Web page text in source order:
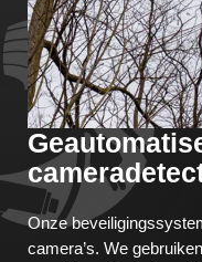
Onze
camera’s. We